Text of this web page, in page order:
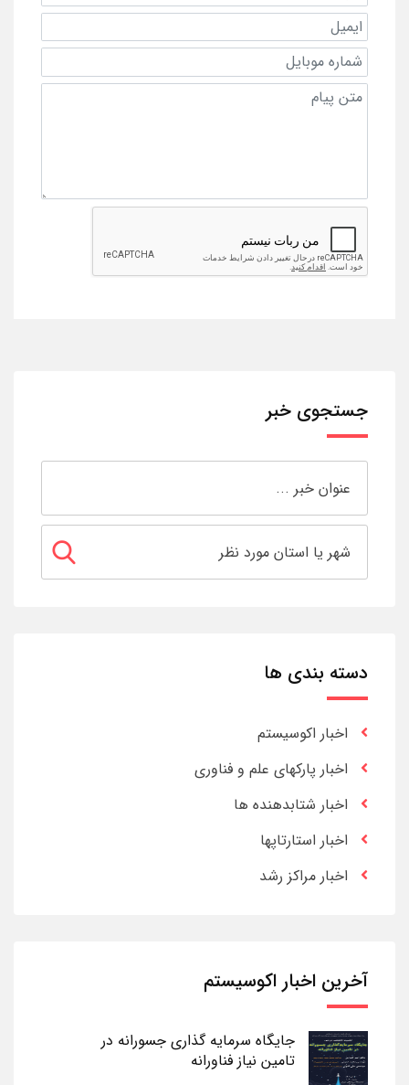
جستجوی خبر
دسته بندی ها
اخبار اکوسیستم
اخبار پارکهای علم و فناوری
اخبار شتابدهنده ها
اخبار استارتاپها
اخبار مراکز رشد
آخرین اخبار اکوسیستم
جایگاه سرمایه گذاری جسورانه در
تامین نیاز فناورانه